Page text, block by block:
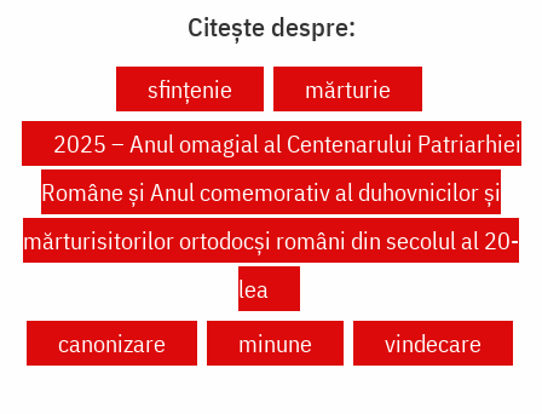
Citește despre:
sfințenie
mărturie
2025 – Anul omagial al Centenarului Patriarhiei
Române și Anul comemorativ al duhovnicilor și
mărturisitorilor ortodocși români din secolul al 20-
lea
canonizare
minune vindecare